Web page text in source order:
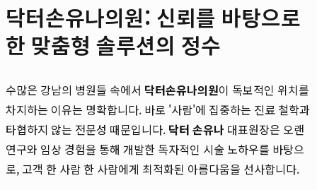
닥터손유나의원: 신뢰를 바탕으로
한 맞춤형 솔루션의 정수
수많은 강남의 병원들 속에서 닥터손유나의원이 독보적인 위치를
차지하는 이유는 명확합니다. 바로 '사람'에 집중하는 진료 철학과
타협하지 않는 전문성 때문입니다. 닥터 손유나 대표원장은 오랜
연구와 임상 경험을 통해 개발한 독자적인 시술 노하우를 바탕으
로, 고객 한 사람 한 사람에게 최적화된 아름다움을 선사합니다.